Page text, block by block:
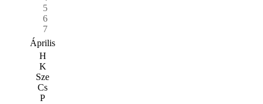
5
6
7
Április
H
K
Sze
Cs
P